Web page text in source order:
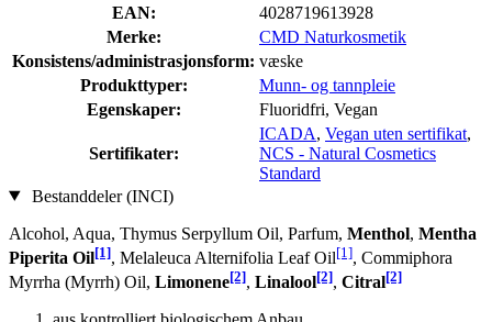
EAN:
4028719613928
Merke:
CMD Naturkosmetik
Konsistens/administrasjonsform: væske
Produkttyper:
Munn- og tannpleie
Egenskaper:
Fluoridfri, Vegan
Sertifikater:
ICADA, Vegan uten sertifikat,
NCS - Natural Cosmetics
Standard
Bestanddeler (INCI)
Alcohol, Aqua, Thymus Serpyllum Oil, Parfum, Menthol, Mentha
Piperita Oil[1], Melaleuca Alternifolia Leaf Oil[1], Commiphora
Myrrha (Myrrh) Oil, Limonene[2], Linalool[2], Citral[2]